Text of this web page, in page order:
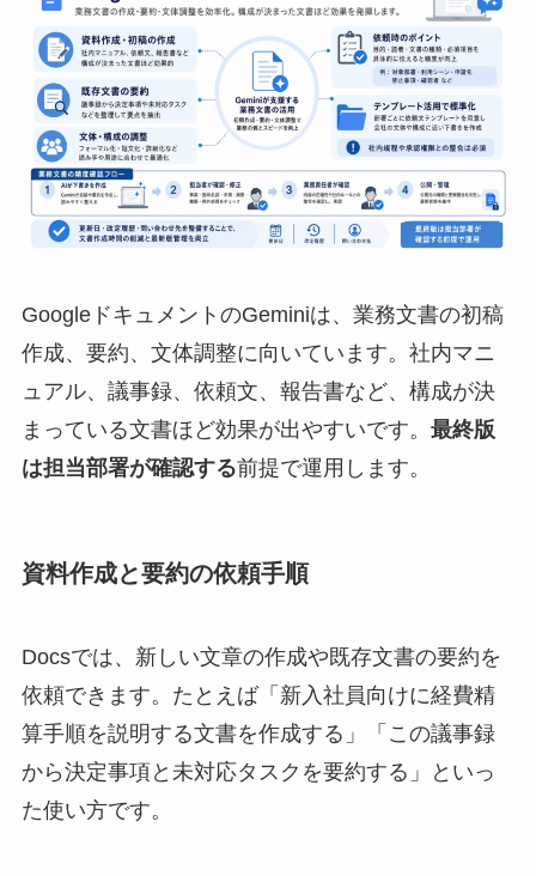
GoogleドキュメントのGeminiは、業務文書の初稿
作成、要約、文体調整に向いています。社内マニ
ュアル、議事録、依頼文、報告書など、構成が決
まっている文書ほど効果が出やすいです。 最終版
は担当部署が確認する前提で運用します。
資料作成と要約の依頼手順
Docsでは、新しい文章の作成や既存文書の要約を
依頼できます。たとえば「新入社員向けに経費精
算手順を説明する文書を作成する」「この議事録
から決定事項と未対応タスクを要約する」といっ
た使い方です。